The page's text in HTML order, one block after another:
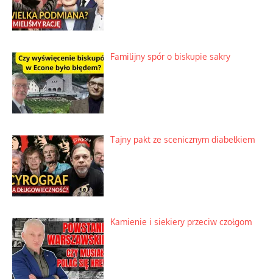
Familijny spór o biskupie sakry
Tajny pakt ze scenicznym diabełkiem
Kamienie i siekiery przeciw czołgom